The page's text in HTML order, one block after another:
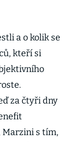
a o kolik se
kteří si
za čtyři dny
Marzini s tím,